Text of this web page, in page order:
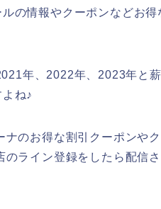
の情報やクーポンなどお
年、2022年、2023年と
ね♪
のお得な割引クーポンや
ライン登録をしたら配信